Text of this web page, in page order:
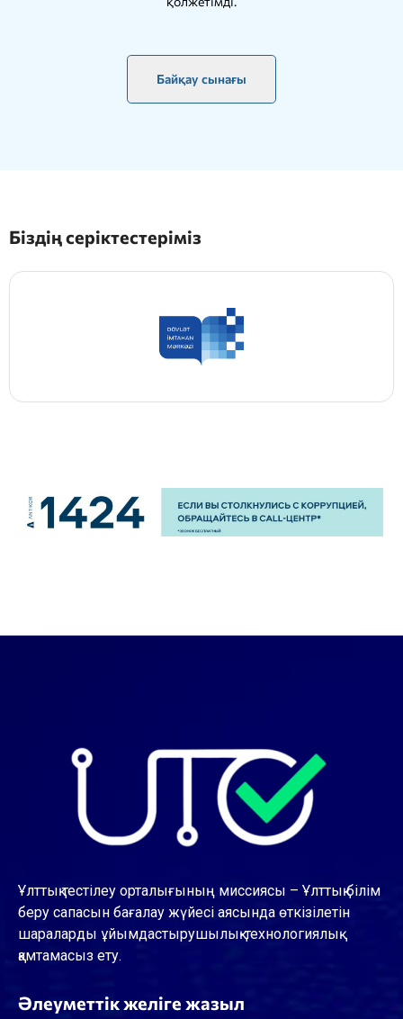
Байқау сынағы
Біздің серіктестеріміз
Ұлттық тестілеу орталығының миссиясы – Ұлттық білім
беру сапасын бағалау жүйесі аясында өткізілетін
шараларды ұйымдастырушылық-технологиялық
қамтамасыз ету.
Әлеуметтік желіге жазыл